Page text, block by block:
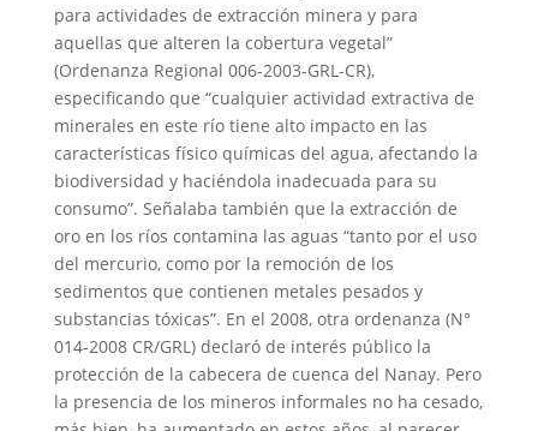
para actividades de extracción minera y para
aquellas que alteren la cobertura vegetal”
(Ordenanza Regional 006-2003-GRL-CR),
especificando que “cualquier actividad extractiva de
minerales en este río tiene alto impacto en las
características físico químicas del agua, afectando la
biodiversidad y haciéndola inadecuada para su
consumo”. Señalaba también que la extracción de
oro en los ríos contamina las aguas “tanto por el uso
del mercurio, como por la remoción de los
sedimentos que contienen metales pesados y
substancias tóxicas”. En el 2008, otra ordenanza (N°
014-2008 CR/GRL) declaró de interés público la
protección de la cabecera de cuenca del Nanay. Pero
la presencia de los mineros informales no ha cesado,